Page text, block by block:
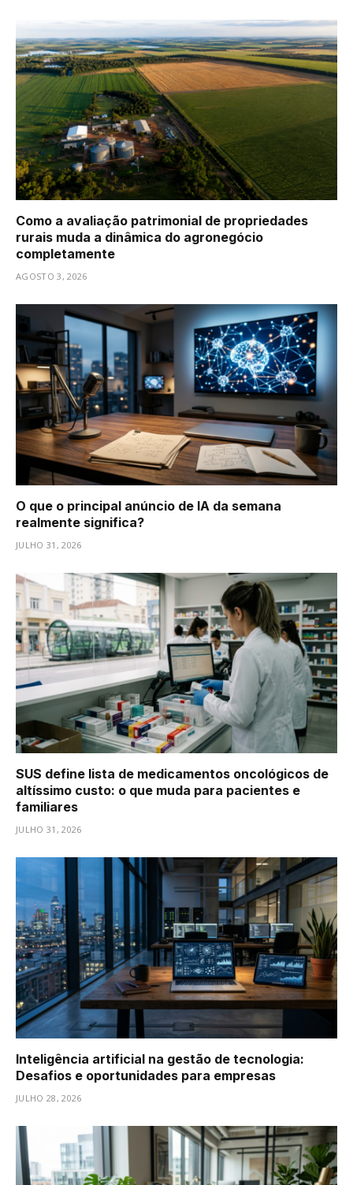
Como a avaliação patrimonial de propriedades
rurais muda a dinâmica do agronegócio
completamente
AGOSTO 3, 2026
O que o principal anúncio de IA da semana
realmente significa?
JULHO 31, 2026
SUS define lista de medicamentos oncológicos de
altíssimo custo: o que muda para pacientes e
familiares
JULHO 31, 2026
Inteligência artificial na gestão de tecnologia:
Desafios e oportunidades para empresas
JULHO 28, 2026